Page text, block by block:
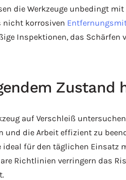
die Werkzeuge unbedingt
nicht korrosiven
Inspektionen, das
Zustand
auf Verschleiß
die Arbeit effizient zu
für den täglichen Einsatz
Richtlinien verringern das